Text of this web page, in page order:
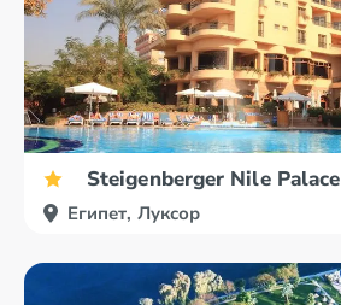
Steigenberger Nile Palace
Египет, Луксор